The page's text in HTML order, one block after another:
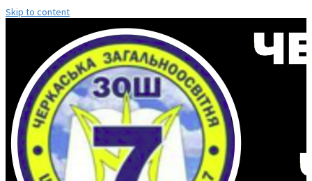
Skip to content